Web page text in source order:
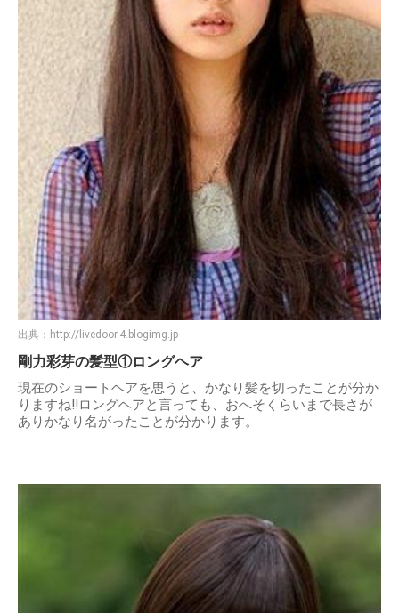
出典： http://livedoor.4.blogimg.jp
剛力彩芽の髪型①ロングヘア
現在のショートヘアを思うと、かなり髪を切ったことが分か
りますね!!ロングヘアと言っても、おへそくらいまで長さが
ありかなり名がったことが分かります。